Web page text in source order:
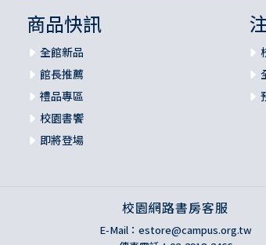
商品快訊
全館新品
館長推薦
禮品專區
校園書饗
即將登場
校園網路書房客服
E-Mail： estore@campus.org.tw